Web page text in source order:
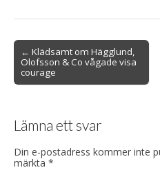
Post
navigation
← Klädsamt om Hägglund,
Olofsson & Co vågade visa
courage
Lämna ett svar
Din e-postadress kommer inte
märkta *